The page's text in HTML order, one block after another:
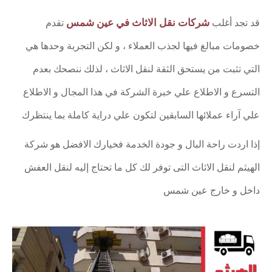
قد تجد أغلب شركات نقل الاثاث في عين شمس تقدم
خصومات مبالغ فيها لجذب العملاء ، و لكن التجربة وحدها هي
التي تثبت من يستحق الثقة لنقل الاثاث ، لذلك ننصحك بعدم
التسرع و الاطلاع علي خبرة الشركة في هذا المجال و الاطلاع
علي آراء عملائها السابقين لتكون علي دراية كاملة بما ينتظرك
إذا اردت راحة البال و جودة الخدمة فخيارك الافضل هو شركة
الهيثم لنقل الاثاث التى توفر لك كل ما تحتاج إليه لنقل العفش
داخل و خارج عين شمس